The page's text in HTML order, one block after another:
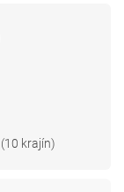
(10 krajín)